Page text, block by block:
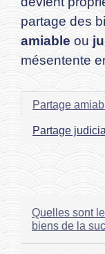
partage des
amiable ou
mésentente
Partage
Partage
Quelles sont
biens de la